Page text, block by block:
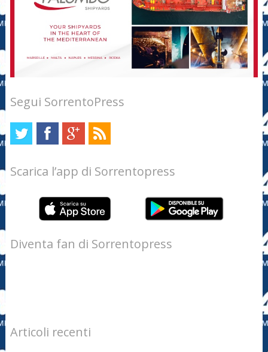
Segui SorrentoPress
Scarica l’app di Sorrentopress
Diventa fan di Sorrentopress
Articoli recenti